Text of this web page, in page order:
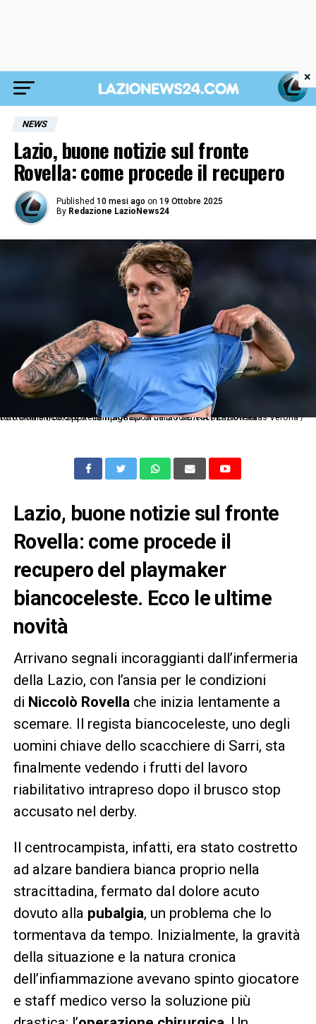
NEWS
Lazio, buone notizie sul fronte
Rovella: come procede il recupero
Published 10 mesi ago on 19 Ottobre 2025
By Redazione LazioNews24
Dc Roma 31/08/2025 - campionato di calcio serie A / Lazio-Hellas Verona / foto Domenico Cippitelli/Image Sport nella foto: Nicolo' Rovella
Lazio, buone notizie sul fronte
Rovella: come procede il
recupero del playmaker
biancoceleste. Ecco le ultime
novità
Arrivano segnali incoraggianti dall’infermeria
della Lazio, con l’ansia per le condizioni
di Niccolò Rovellache inizia lentamente a
scemare. Il regista biancoceleste, uno degli
uomini chiave dello scacchiere di Sarri, sta
finalmente vedendo i frutti del lavoro
riabilitativo intrapreso dopo il brusco stop
accusato nel derby.
Il centrocampista, infatti, era stato costretto
ad alzare bandiera bianca proprio nella
stracittadina, fermato dal dolore acuto
dovuto alla pubalgia, un problema che lo
tormentava da tempo. Inizialmente, la gravità
della situazione e la natura cronica
dell’infiammazione avevano spinto giocatore
e staff medico verso la soluzione più
×